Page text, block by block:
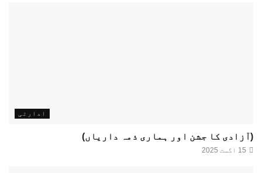
ادارتی
(آزادی کا جشن اور ہماری ذمہ داریاں)